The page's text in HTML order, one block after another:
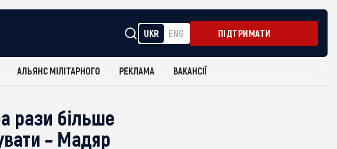
UKR ENG ПІДТРИМАТИ
АЛЬЯНС МІЛІТАРНОГО РЕКЛАМА ВАКАНСІЇ
рази більше
– Мадяр